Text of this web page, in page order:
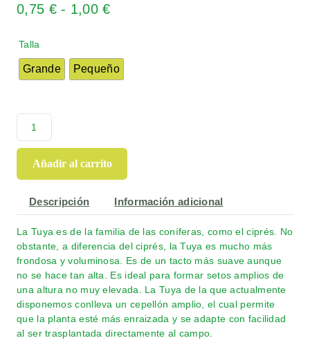
0,75 € - 1,00€
Talla
Grande Pequeño
Añadir al carrito
Descripción Información adicional
La Tuya es de la familia de las coníferas, como el ciprés. No
obstante, a diferencia del ciprés, la Tuya es mucho más
frondosa y voluminosa. Es de un tacto más suave aunque
no se hace tan alta. Es ideal para formar setos amplios de
una altura no muy elevada. La Tuya de la que actualmente
disponemos conlleva un cepellón amplio, el cual permite
que la planta esté más enraizada y se adapte con facilidad
al ser trasplantada directamente al campo.